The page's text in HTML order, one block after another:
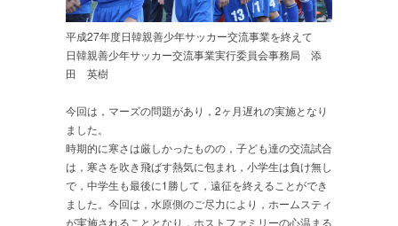
平成27年度日韓親善少年サッカー交流事業を終えて
日韓親善少年サッカー交流事業実行委員会事務局 添
田 英樹
今回は，マーズの問題があり，2ヶ月遅れの実施となり
ました。
時期的に寒さは厳しかったものの，子ども達の交流試合
は，寒さを吹き飛ばす熱気に包まれ，小学生は負け無し
で，中学生も最後に1勝して，遠征を終えることができ
ました。今回は，水原側のご尽力により，ホームスティ
が実施されることとなり，ホストファミリーの心温まる